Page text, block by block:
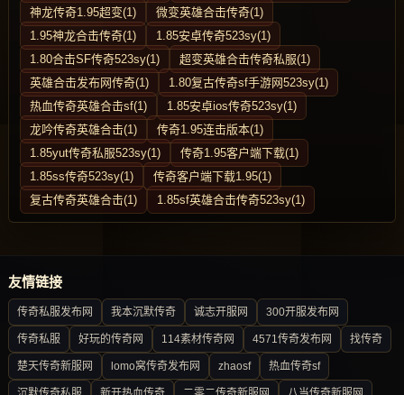
神龙传奇1.95超变(1)
微变英雄合击传奇(1)
1.95神龙合击传奇(1)
1.85安卓传奇523sy(1)
1.80合击SF传奇523sy(1)
超变英雄合击传奇私服(1)
英雄合击发布网传奇(1)
1.80复古传奇sf手游网523sy(1)
热血传奇英雄合击sf(1)
1.85安卓ios传奇523sy(1)
龙吟传奇英雄合击(1)
传奇1.95连击版本(1)
1.85yut传奇私服523sy(1)
传奇1.95客户端下载(1)
1.85ss传奇523sy(1)
传奇客户端下载1.95(1)
复古传奇英雄合击(1)
1.85sf英雄合击传奇523sy(1)
友情链接
传奇私服发布网 我本沉默传奇 诚志开服网 300开服发布网
传奇私服 好玩的传奇网 114素材传奇网 4571传奇发布网 找传奇
楚天传奇新服网 lomo窝传奇发布网 zhaosf 热血传奇sf